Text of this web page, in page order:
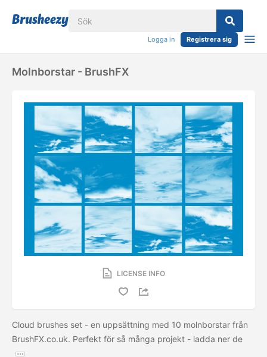
Logga in Registrera sig
Molnborstar - BrushFX
LICENSE INFO
Cloud brushes set - en uppsättning med 10 molnborstar från
BrushFX.co.uk. Perfekt för så många projekt - ladda ner de